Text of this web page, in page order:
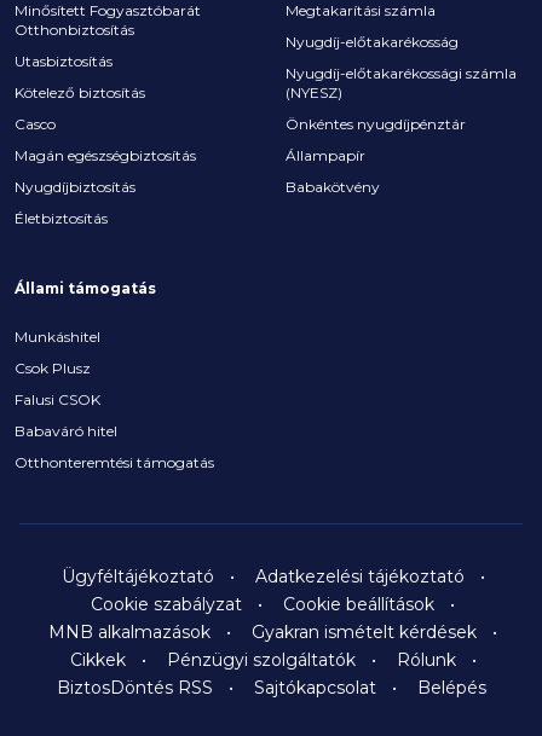
Minősített Fogyasztóbarát
Otthonbiztosítás
Utasbiztosítás
Kötelező biztosítás
Casco
Magán egészségbiztosítás
Nyugdíjbiztosítás
Életbiztosítás
Megtakarítási számla
Nyugdíj-előtakarékosság
Nyugdíj-előtakarékossági számla
(NYESZ)
Önkéntes nyugdíjpénztár
Állampapír
Babakötvény
Állami támogatás
Munkáshitel
Csok Plusz
Falusi CSOK
Babaváró hitel
Otthonteremtési támogatás
Ügyféltájékoztató
Adatkezelési tájékoztató
Cookie szabályzat
Cookie beállítások
MNB alkalmazások
Gyakran ismételt kérdések
Cikkek
Pénzügyi szolgáltatók
Rólunk
BiztosDöntés RSS
Sajtókapcsolat Belépés